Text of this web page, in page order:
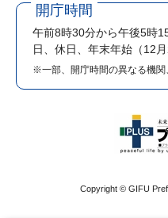
開庁時間
午前8時30分から午後5時
日、休日、年末年始（12
※一部、開庁時間の異なる機関
Copyright © GIFU